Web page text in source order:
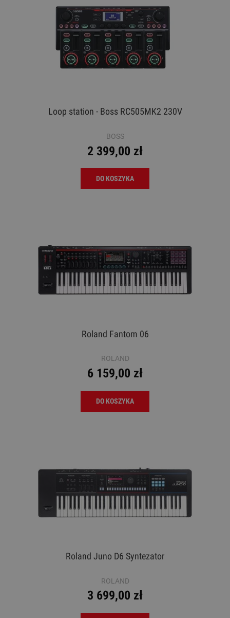
Loop station - Boss RC505MK2 230V
BOSS
2 399,00 zł
DO KOSZYKA
Roland Fantom 06
ROLAND
6 159,00 zł
DO KOSZYKA
Roland Juno D6 Syntezator
ROLAND
3 699,00 zł